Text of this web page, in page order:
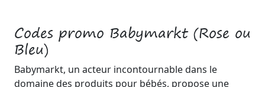
Codes promo Babymarkt (Rose ou
Bleu)
Babymarkt, un acteur incontournable dans le
domaine des produits pour bébés, propose une